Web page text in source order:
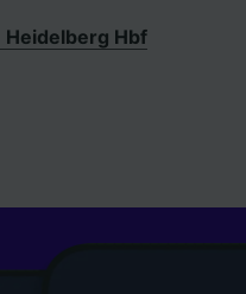
Heidelberg Hbf